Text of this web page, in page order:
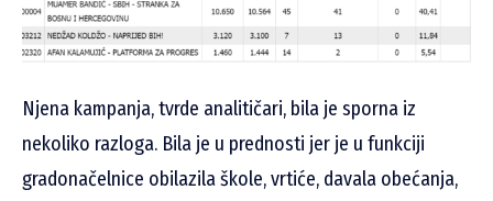
Njena kampanja, tvrde analitičari, bila je sporna iz
nekoliko razloga. Bila je u prednosti jer je u funkciji
gradonačelnice obilazila škole, vrtiće, davala obećanja,